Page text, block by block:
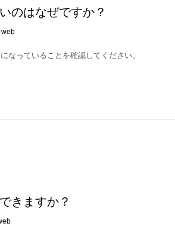
のはなぜですか？
web
なっていることを確認してください。
きますか？